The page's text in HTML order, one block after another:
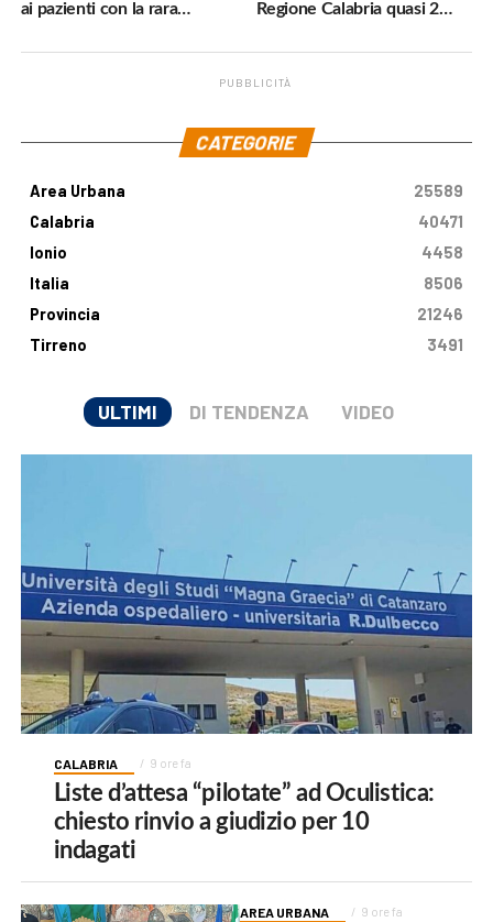
ai pazienti con la rara
Regione Calabria quasi 2
PUBBLICITÀ
CATEGORIE
Area Urbana
25589
Calabria
40471
Ionio
4458
Italia
8506
Provincia
21246
Tirreno
3491
ULTIMI DI TENDENZA VIDEO
CALABRIA 9 ore fa
Liste d’attesa “pilotate” ad Oculistica:
chiesto rinvio a giudizio per 10
indagati
AREA URBANA 9 ore fa